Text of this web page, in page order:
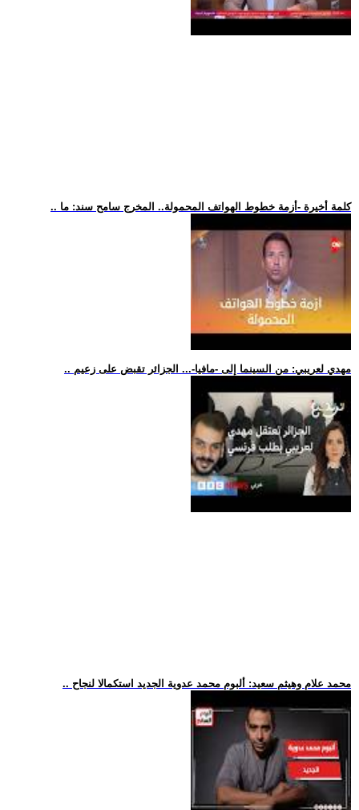
.. كلمة أخيرة -أزمة خطوط الهواتف المحمولة.. المخرج سامح سند: ما
.. مهدي لعريبي: من السينما إلى -مافيا-... الجزائر تقبض على زعيم
.. محمد علام وهيثم سعيد: ألبوم محمد عدوية الجديد استكمالا لنجاح